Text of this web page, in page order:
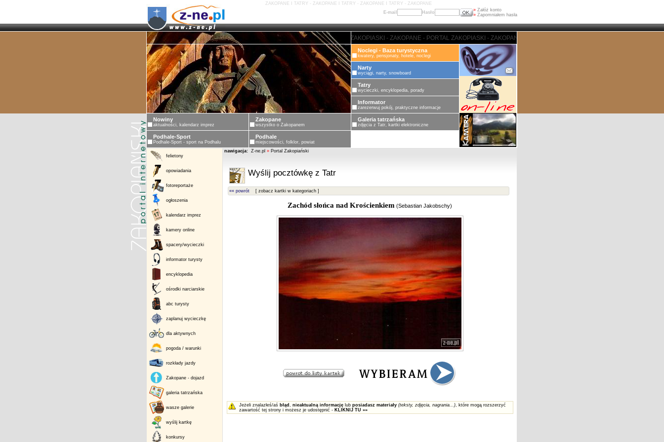
ZAKOPANE I TATRY - ZAKOPANE I TATRY - ZAKOPANE I TATRY - ZAKOPANE
E-mail
Hasło » Załóż konto
» Zapomniałem hasła
ZAKOPANE - PORTAL ZAKOPIASKI - ZAKOPANE - PORTAL ZAKOPIASKI - ZAKOPANE - PORTAL ZAKOPIASKI -
Noclegi - Baza turystyczna
kwatery, pensjonaty, hotele, noclegi
Narty
wyciągi, narty, snowboard
Tatry
wycieczki, encyklopedia, porady
Informator
zarezerwuj pokój, praktyczne informacje
Nowiny
aktualności, kalendarz imprez
Zakopane
wszystko o Zakopanem
Galeria tatrzańska
zdjęcia z Tatr, kartki elektroniczne
Podhale-Sport
Podhale-Sport - sport na Podhalu
Podhale
miejscowości, folklor, powiat
felietony
opowiadania
fotoreportaże
ogłoszenia
kalendarz imprez
kamery online
spacery/wycieczki
informator turysty
encyklopedia
ośrodki narciarskie
abc turysty
zaplanuj wycieczkę
dla aktywnych
pogoda / warunki
rozkłady jazdy
Zakopane - dojazd
galeria tatrzańska
wasze galerie
wyślij kartkę
konkursy
nawigacja: Z-ne.pl » Portal Zakopiański
Wyślij pocztówkę z Tatr
«« powrót [ zobacz kartki w kategoriach ]
Zachód słońca nad Krościenkiem (Sebastian Jakobschy)
Jeżeli znalazłeś/aś błąd , nieaktualną informacjęlub posiadasz materiały (teksty, zdjęcia, nagrania...), które mogą rozszerzyć
zawartość tej strony i możesz je udostępnić - KLIKNIJ TU »»